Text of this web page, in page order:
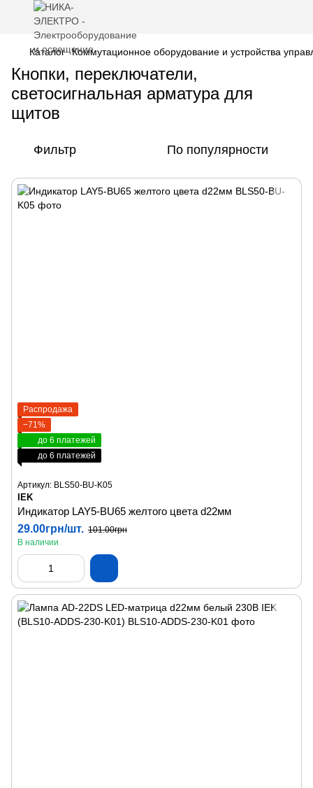
Каталог Коммутационное оборудование и устройства
Кнопки, переключатели,
светосигнальная арматура для
щитов
Фильтр По популярности
Распродажа
−71%
до 6 платежей
до 6 платежей
Артикул: BLS50-BU-K05
IEK
Индикатор LAY5-BU65 желтого цвета d22мм
29.00грн/шт. 101.00грн
В наличии